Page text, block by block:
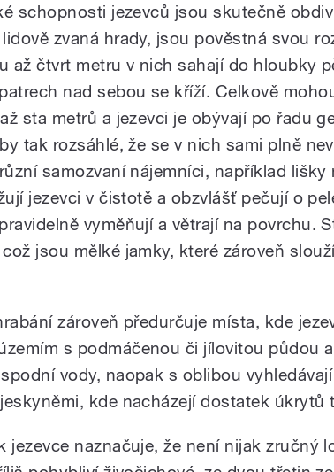
schopnosti jezevců jsou skutečně
zvaná hrady, jsou pověstná svou
až čtvrt metru v nich sahají do hloubky
nad sebou se kříží. Celkově
sta metrů a jezevci je obývají po řadu
tak rozsáhlé, že se v nich sami plně
samozvaní nájemníci, například
jezevci v čistotě a obzvlášť pečují o
vyměňují a větrají na povrchu.
jsou mělké jamky, které zároveň
zároveň předurčuje místa, kde
s podmáčenou či jílovitou půdou
vody, naopak s oblibou
kde nacházejí dostatek úkrytů
jezevce naznačuje, že není nijak zručný